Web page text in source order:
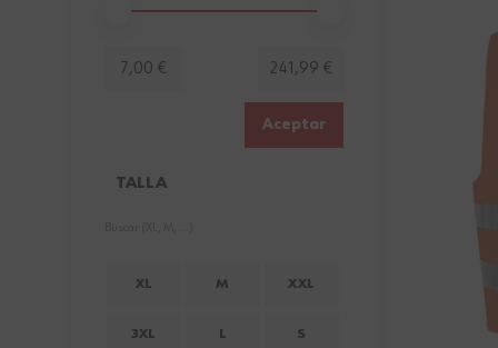
Minimum value
7,00 €
Valor máximo
241,99 €
Aceptar
TALLA
XL M XXL
3XL L S